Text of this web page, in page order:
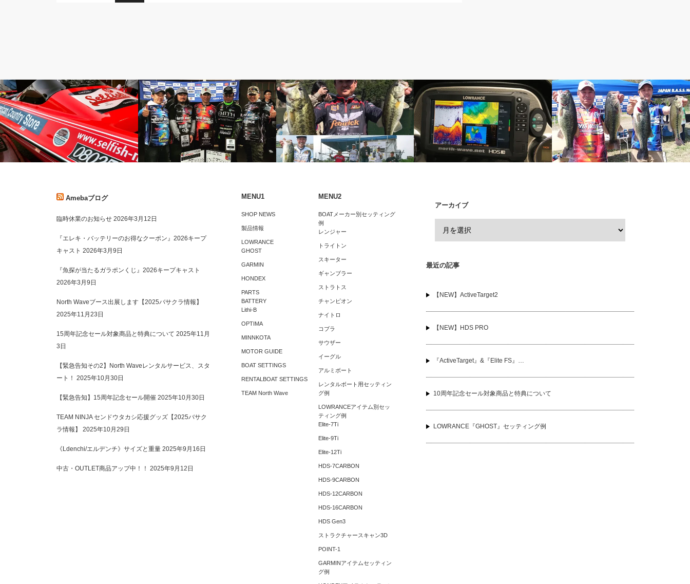
Elite-7Ti×2@ギャンブラーOUTLAW
2018B.A.S.S of JAPANイースタン第2戦
2019JB TOP50第1戦＆NBCチャプター
琵琶湖第1戦
Amebaブログ
臨時休業のお知らせ 2026年3月12日
『エレキ・バッテリーのお得なクーポン』2026キープ
キャスト 2026年3月9日
『魚探が当たるガラポンくじ』2026キープキャスト
2026年3月9日
North Waveブース出展します【2025バサクラ情報】
2025年11月23日
15周年記念セール対象商品と特典について 2025年11月
3日
【緊急告知その2】North Waveレンタルサービス、スタ
ート！ 2025年10月30日
【緊急告知】15周年記念セール開催 2025年10月30日
TEAM NINJA センドウタカシ応援グッズ【2025バサク
ラ情報】
2025年10月29日
《Ldenchi/エルデンチ》サイズと重量 2025年9月16日
中古・OUTLET商品アップ中！！ 2025年9月12日
アーカイブ
最近の記事
【NEW】ActiveTarget2
【NEW】HDS PRO
『ActiveTarget』&『Elite FS』…
10周年記念セール対象商品と特典について
LOWRANCE『GHOST』セッティング例
MENU1
SHOP NEWS
製品情報
LOWRANCE
GHOST
GARMIN
HONDEX
PARTS
BATTERY
Lithi-B
OPTIMA
MINNKOTA
MOTOR GUIDE
BOAT SETTINGS
RENTALBOAT SETTINGS
TEAM North Wave
MENU2
BOATメーカー別セッティング
例
レンジャー
トライトン
スキーター
ギャンブラー
ストラトス
チャンピオン
ナイトロ
コブラ
サウザー
イーグル
アルミボート
レンタルボート用セッティン
グ例
LOWRANCEアイテム別セッ
ティング例
Elite-7Ti
Elite-9Ti
Elite-12Ti
HDS-7CARBON
HDS-9CARBON
HDS-12CARBON
HDS-16CARBON
HDS Gen3
ストラクチャースキャン3D
POINT-1
GARMINアイテムセッティン
グ例